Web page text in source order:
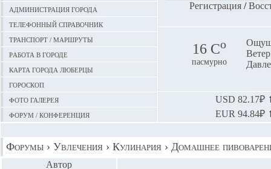
Администрация города
Телефонный справочник
Транспорт / маршруты
Работа в городе
Карта города Люберцы
Гороскоп
Фото галерея
Форум / конференция
Регистрация/
16 Сo
пасмурно
USD 82.17₽
EUR 94.84₽
Форумы › Увлечения › Кулинария › Домашнее
Автор